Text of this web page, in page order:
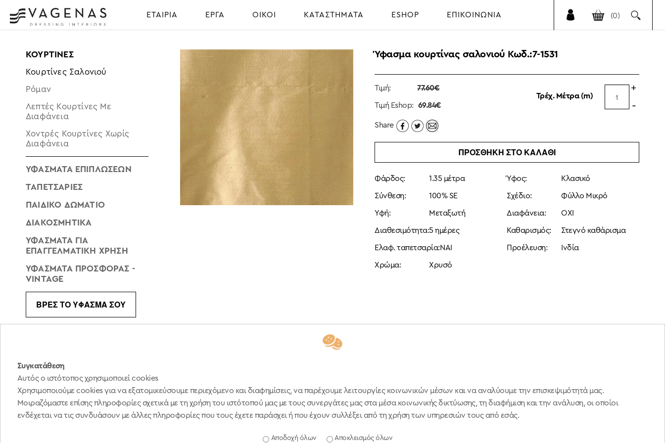
ΕΤΑΙΡΙΑ ΕΡΓΑ ΟΙΚΟΙ ΚΑΤΑΣΤΗΜΑΤΑ ESHOP ΕΠΙΚΟΙΝΩΝΙΑ (0)
ΚΟΥΡΤΊΝΕΣ
Κουρτίνες Σαλονιού
Ρόμαν
Λεπτές Κουρτίνες Με
Διαφάνεια
Χοντρές Κουρτίνες Χωρίς
Διαφάνεια
ΥΦΆΣΜΑΤΑ ΕΠΙΠΛΏΣΕΩΝ
ΤΑΠΕΤΣΑΡΊΕΣ
ΠΑΙΔΙΚΌ ΔΩΜΆΤΙΟ
ΔΙΑΚΟΣΜΗΤΙΚΆ
ΥΦΆΣΜΑΤΑ ΓΙΑ
ΕΠΑΓΓΕΛΜΑΤΙΚΉ ΧΡΉΣΗ
ΥΦΆΣΜΑΤΑ ΠΡΟΣΦΟΡΆΣ -
VINTAGE
ΒΡΕΣ ΤΟ ΥΦΑΣΜΑ ΣΟΥ
Ύφασμα κουρτίνας σαλονιού Κωδ.:7-1531
Τιμή: 77.60€
Τιμή Eshop: 69.84€
Share
Τρέχ. Μέτρα (m)
+
-
ΠΡΟΣΘΗΚΗ ΣΤΟ ΚΑΛΑΘΙ
Φάρδος: 1.35 μέτρα Ύφος: Κλασικό
Σύνθεση: 100% SE Σχέδιο: Φύλλο Μικρό
Υφή: Μεταξωτή Διαφάνεια: ΟΧΙ
Διαθεσιμότητα:5 ημέρες Καθαρισμός: Στεγνό καθάρισμα
Ελαφ. ταπετσαρία:ΝΑΙ Προέλευση: Ινδία
Χρώμα: Χρυσό
ΝΕΑ BLOG FOLLOW US:
T.:+30 210 6120277 info @ vagenas.eu
ΑΡ.ΓΕΜΗ 000674201000
ΣΧΕΤΙΚΑ
ΜΕ
ΕΜΑΣ
ΥΠΗΡΕΣΙΕΣ
ΠΕΛΑΤΕΣ
ΝΕΑ
ΕΡΓΑ
Εστιατόρια
Σπα
Ξενοδοχεία
Σκάφη
ESHOP
ΚΟΥΡΤΙΝΕΣ
ΥΦΑΣΜΑΤΑ
ΕΠΙΠΛΩΣΕΩΝ
ΤΑΠΕΤΣΑΡΙΕΣ
Συγκατάθεση
Αυτός ο ιστότοπος χρησιμοποιεί cookies
Χρησιμοποιούμε cookies για να εξατομικεύσουμε περιεχόμενο και διαφημίσεις, να παρέχουμε λειτουργίες κοινωνικών μέσων και να αναλύουμε την επισκεψιμότητά μας.
Μοιραζόμαστε επίσης πληροφορίες σχετικά με τη χρήση του ιστότοπού μας με τους συνεργάτες μας στα μέσα κοινωνικής δικτύωσης, τη διαφήμιση και την ανάλυση, οι οποίοι
ενδέχεται να τις συνδυάσουν με άλλες πληροφορίες που τους έχετε παράσχει ή που έχουν συλλέξει από τη χρήση των υπηρεσιών τους από εσάς.
Αποδοχή όλων Αποκλεισμός όλων